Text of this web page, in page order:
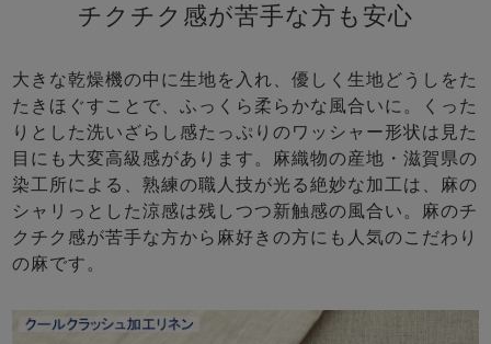
チクチク感が苦手な方も安心
大きな乾燥機の中に生地を入れ、優しく生地どうしをた
たきほぐすことで、ふっくら柔らかな風合いに。くった
りとした洗いざらし感たっぷりのワッシャー形状は見た
目にも大変高級感があります。麻織物の産地・滋賀県の
染工所による、熟練の職人技が光る絶妙な加工は、麻の
シャリっとした涼感は残しつつ新触感の風合い。麻のチ
クチク感が苦手な方から麻好きの方にも人気のこだわり
の麻です。